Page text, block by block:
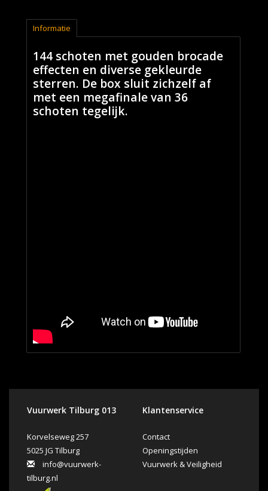
Informatie
144 schoten met gouden brocade
effecten en diverse gekleurde
sterren. De box sluit zichzelf af
met een megafinale van 36
schoten tegelijk.
Vuurwerk Tilburg 013
Korvelseweg 257
5025 JG Tilburg
info@vuurwerk-
tilburg.nl
Klantenservice
Contact
Openingstijden
Vuurwerk & Veiligheid